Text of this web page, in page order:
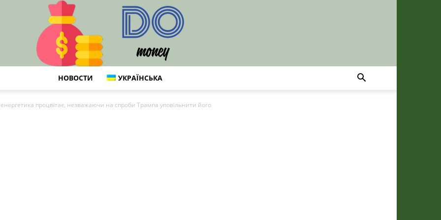
НОВОСТИ УКРАЇНСЬКА
процвітає, незважаючи на спроби Трампа уповільнити його